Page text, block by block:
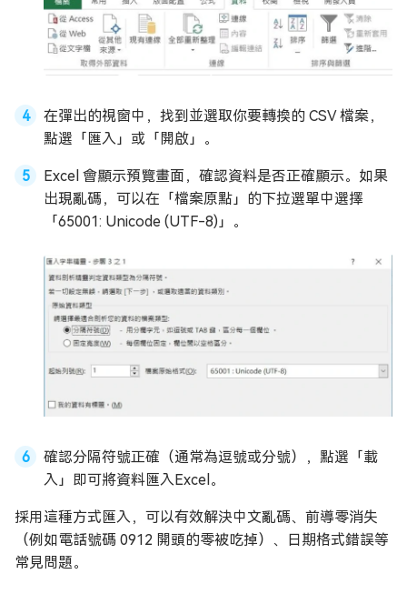
在彈出的視窗中，找到並選取你要轉換的 CSV 檔案，
點選「匯入」或「開啟」。
Excel 會顯示預覽畫面，確認資料是否正確顯示。如果
出現亂碼，可以在「檔案原點」的下拉選單中選擇
「65001: Unicode (UTF-8)」。
確認分隔符號正確（通常為逗號或分號），點選「載
入」即可將資料匯入Excel。
採用這種方式匯入，可以有效解決中文亂碼、前導零消失
（例如電話號碼 0912 開頭的零被吃掉）、日期格式錯誤等
常見問題。